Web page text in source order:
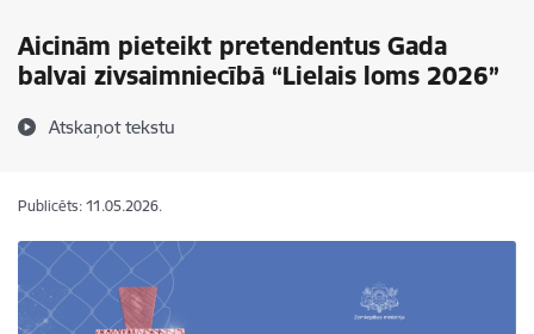
Aicinām pieteikt pretendentus Gada
balvai zivsaimniecībā “Lielais loms 2026”
Atskaņot tekstu
Publicēts: 11.05.2026.